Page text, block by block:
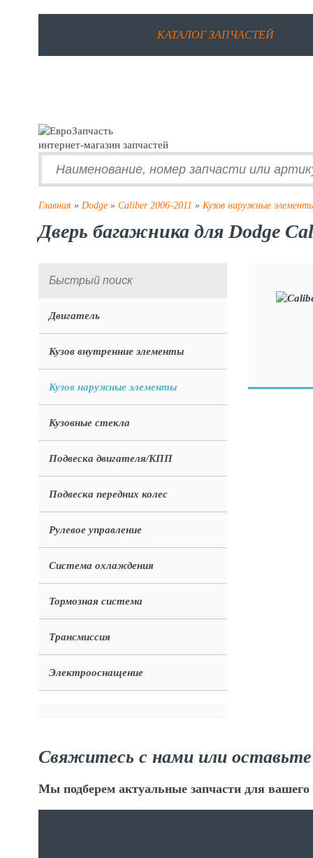
КАТАЛОГ ЗАПЧАСТЕЙ
интернет-магазин запчастей
Главная » Dodge » Caliber 2006-2011 » Кузов наружные
Дверь багажника для Dodge
Двигатель
Кузов внутренние элементы
Кузов наружные элементы
Кузовные стекла
Подвеска двигателя/КПП
Подвеска передних колес
Рулевое управление
Система охлаждения
Тормозная система
Трансмиссия
Электрооснащение
Свяжитесь с нами или оставьте
Мы подберем актуальные запчасти для вашего